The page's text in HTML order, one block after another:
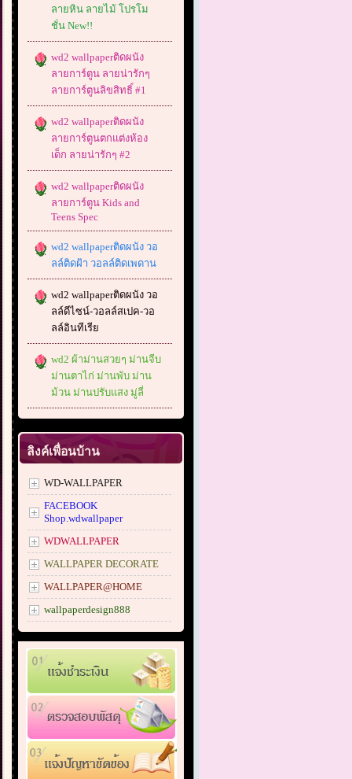
ลายหิน ลายไม้ โปรโม
ชั่น New!!
wd2 wallpaperติดผนัง
ลายการ์ตูน ลายน่ารักๆ
ลายการ์ตูนลิขสิทธิ์ #1
wd2 wallpaperติดผนัง
ลายการ์ตูนตกแต่งห้อง
เด็ก ลายน่ารักๆ #2
wd2 wallpaperติดผนัง
ลายการ์ตูน Kids and
Teens Spec
wd2 wallpaperติดผนัง วอ
ลล์ติดฝ้า วอลล์ติดเพดาน
wd2 wallpaperติดผนัง วอ
ลล์ดีไซน์-วอลล์สเปค-วอ
ลล์อินทีเรีย
wd2 ผ้าม่านสวยๆ ม่านจีบ
ม่านตาไก่ ม่านพับ ม่าน
ม้วน ม่านปรับแสง มู่ลี่
ลิงค์เพื่อนบ้าน
WD-WALLPAPER
FACEBOOK
Shop.wdwallpaper
WDWALLPAPER
WALLPAPER DECORATE
WALLPAPER@HOME
wallpaperdesign888